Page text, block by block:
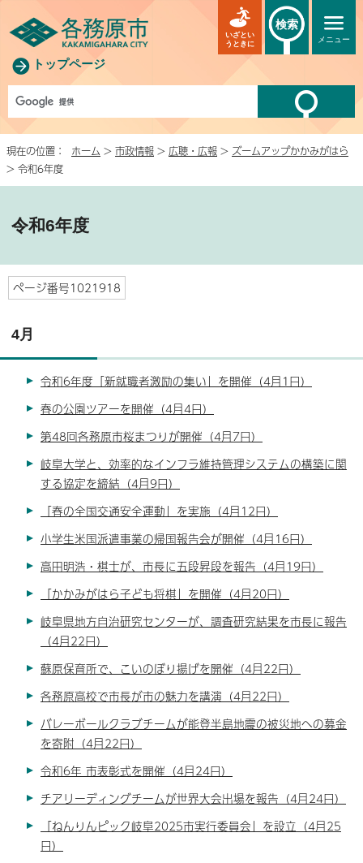
トップページ
メニュー
いざとい
うときに
検索
現在の位置： ホーム > 市政情報 > 広聴・広報 > ズームアップかかみがはら
> 令和6年度
令和6年度
ページ番号1021918
4月
令和6年度「新就職者激励の集い」を開催（4月1日）
春の公園ツアーを開催（4月4日）
第48回各務原市桜まつりが開催（4月7日）
岐阜大学と、効率的なインフラ維持管理システムの構築に関
する協定を締結（4月9日）
「春の全国交通安全運動」を実施（4月12日）
小学生米国派遣事業の帰国報告会が開催（4月16日）
高田明浩・棋士が、市長に五段昇段を報告（4月19日）
「かかみがはら子ども将棋」を開催（4月20日）
岐阜県地方自治研究センターが、調査研究結果を市長に報告
（4月22日）
蘇原保育所で、こいのぼり揚げを開催（4月22日）
各務原高校で市長が市の魅力を講演（4月22日）
バレーボールクラブチームが能登半島地震の被災地への募金
を寄附（4月22日）
令和6年 市表彰式を開催（4月24日）
チアリーディングチームが世界大会出場を報告（4月24日）
「ねんりんピック岐阜2025市実行委員会」を設立（4月25
日）